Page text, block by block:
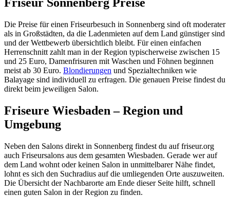
Die Preise für einen Friseurbesuch in Sonnenberg sind oft moderater
als in Großstädten, da die Ladenmieten auf dem Land günstiger sind
und der Wettbewerb übersichtlich bleibt. Für einen einfachen
Herrenschnitt zahlt man in der Region typischerweise zwischen 15
und 25 Euro, Damenfrisuren mit Waschen und Föhnen beginnen
meist ab 30 Euro. Blondierungen und Spezialtechniken wie
Balayage sind individuell zu erfragen. Die genauen Preise findest du
direkt beim jeweiligen Salon.
Friseure Wiesbaden – Region und
Umgebung
Neben den Salons direkt in Sonnenberg findest du auf friseur.org
auch Friseursalons aus dem gesamten Wiesbaden. Gerade wer auf
dem Land wohnt oder keinen Salon in unmittelbarer Nähe findet,
lohnt es sich den Suchradius auf die umliegenden Orte auszuweiten.
Die Übersicht der Nachbarorte am Ende dieser Seite hilft, schnell
einen guten Salon in der Region zu finden.